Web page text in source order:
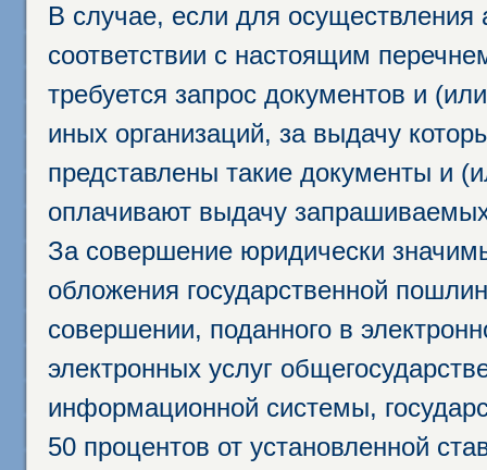
В случае, если для осуществления
соответствии с настоящим
требуется запрос документов и
иных организаций, за выдачу
представлены такие документы и
оплачивают выдачу
За совершение юридически
обложения государственной
совершении, поданного в
электронных услуг
информационной системы,
50 процентов от установленной